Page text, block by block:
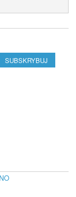
SUBSKRYBUJ